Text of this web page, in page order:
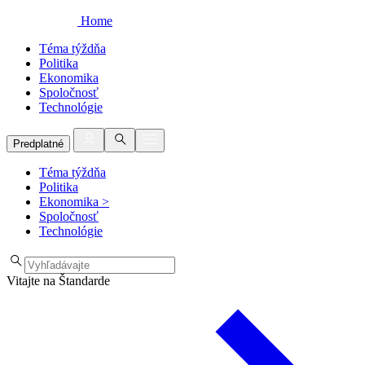
Home
Téma týždňa
Politika
Ekonomika
Spoločnosť
Technológie
Predplatné
Téma týždňa
Politika
Ekonomika >
Spoločnosť
Technológie
Vitajte na Štandarde